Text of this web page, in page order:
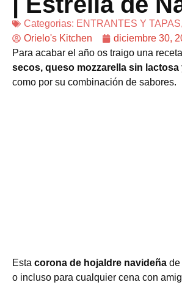
Categorias: ENTRANTES Y TAPAS,
Orielo's Kitchen
diciembre 30,
Para acabar el año os traigo una
secos, queso mozzarella sin lactosa
como por su combinación de sabores.
Esta corona de hojaldre navideña de
o incluso para cualquier cena con